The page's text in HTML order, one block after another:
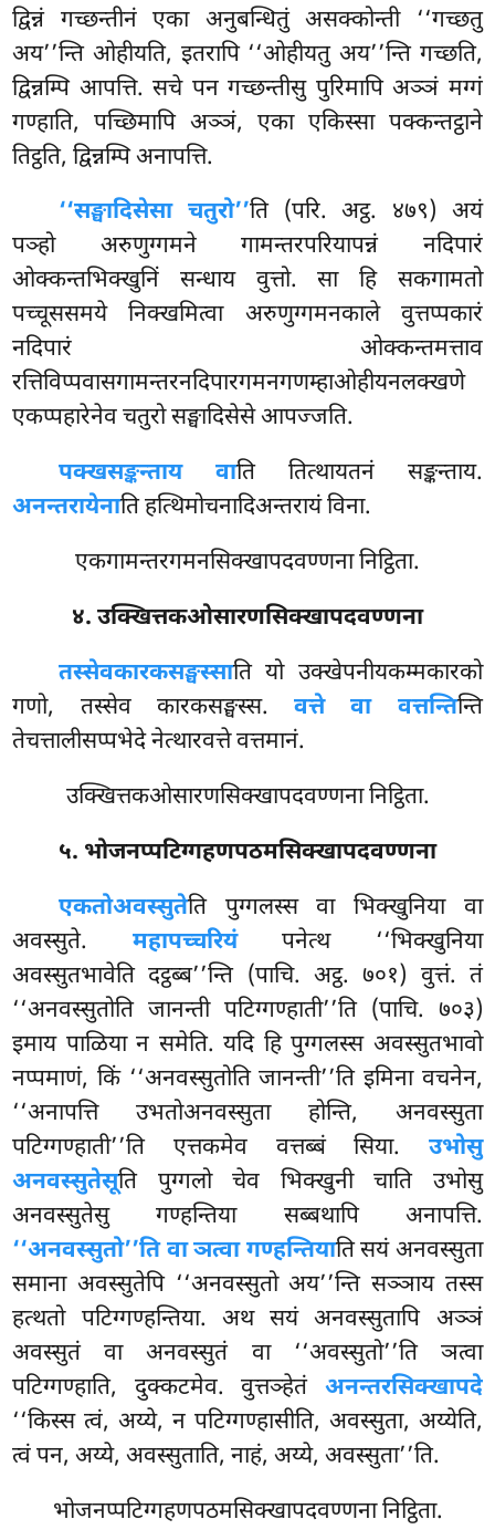
द्विन्नं गच्छन्तीनं एका अनुबन्धितुं असक्कोन्ती ‘‘गच्छतु
अय’’न्ति ओहीयति, इतरापि ‘‘ओहीयतु अय’’न्ति गच्छति,
द्विन्नम्पि आपत्ति. सचे पन गच्छन्तीसु पुरिमापि अञ्ञं मग्गं
गण्हाति, पच्छिमापि अञ्ञं, एका एकिस्सा पक्कन्तट्ठाने
तिट्ठति, द्विन्नम्पि अनापत्ति.
‘‘सङ्घादिसेसा चतुरो’’ति (परि. अट्ठ. ४७९) अयं
पञ्हो अरुणुग्गमने गामन्तरपरियापन्नं नदिपारं
ओक्कन्तभिक्खुनिं सन्धाय वुत्तो. सा हि सकगामतो
पच्चूससमये निक्खमित्वा अरुणुग्गमनकाले वुत्तप्पकारं
नदिपारं ओक्कन्तमत्ताव
रत्तिविप्पवासगामन्तरनदिपारगमनगणम्हाओहीयनलक्खणे
एकप्पहारेनेव चतुरो सङ्घादिसेसे आपज्जति.
पक्खसङ्कन्ताय वाति तित्थायतनं सङ्कन्ताय.
अनन्तरायेनाति हत्थिमोचनादिअन्तरायं विना.
एकगामन्तरगमनसिक्खापदवण्णना निट्ठिता.
४. उक्खित्तकओसारणसिक्खापदवण्णना
तस्सेवकारकसङ्घस्साति यो उक्खेपनीयकम्मकारको
गणो, तस्सेव कारकसङ्घस्स.वत्ते वा वत्तन्तिन्ति
तेचत्तालीसप्पभेदे नेत्थारवत्ते वत्तमानं.
उक्खित्तकओसारणसिक्खापदवण्णना निट्ठिता.
५. भोजनप्पटिग्गहणपठमसिक्खापदवण्णना
एकतोअवस्सुतेति पुग्गलस्स वा भिक्खुनिया वा
अवस्सुते. महापच्चरियंपनेत्थ ‘‘भिक्खुनिया
अवस्सुतभावेति दट्ठब्ब’’न्ति (पाचि. अट्ठ. ७०१) वुत्तं. तं
‘‘अनवस्सुतोति जानन्ती पटिग्गण्हाती’’ति (पाचि. ७०३)
इमाय पाळिया न समेति. यदि हि पुग्गलस्स अवस्सुतभावो
नप्पमाणं, किं ‘‘अनवस्सुतोति जानन्ती’’ति इमिना वचनेन,
‘‘अनापत्ति उभतोअनवस्सुता होन्ति, अनवस्सुता
पटिग्गण्हाती’’ति एत्तकमेव वत्तब्बं सिया. उभोसु
अनवस्सुतेसूति पुग्गलो चेव भिक्खुनी चाति उभोसु
अनवस्सुतेसु गण्हन्तिया सब्बथापि अनापत्ति.
‘‘अनवस्सुतो’’ति वा ञत्वा गण्हन्तियाति सयं अनवस्सुता
समाना अवस्सुतेपि ‘‘अनवस्सुतो अय’’न्ति सञ्ञाय तस्स
हत्थतो पटिग्गण्हन्तिया. अथ सयं अनवस्सुतापि अञ्ञं
अवस्सुतं वा अनवस्सुतं वा ‘‘अवस्सुतो’’ति ञत्वा
पटिग्गण्हाति, दुक्कटमेव. वुत्तञ्हेतं अनन्तरसिक्खापदे
‘‘किस्स त्वं, अय्ये, न पटिग्गण्हासीति, अवस्सुता, अय्येति,
त्वं पन, अय्ये, अवस्सुताति, नाहं, अय्ये, अवस्सुता’’ति.
भोजनप्पटिग्गहणपठमसिक्खापदवण्णना निट्ठिता.